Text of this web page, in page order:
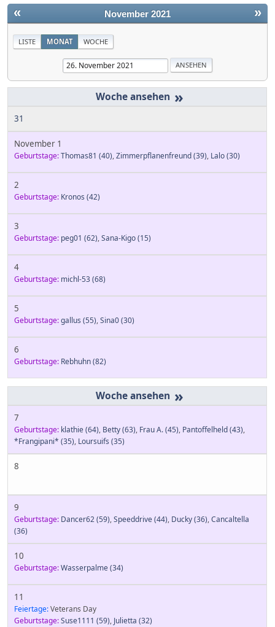
« »
November 2021
LISTE MONAT WOCHE
»
31
November 1
Geburtstage:Thomas81 (40),Zimmerpflanenfreund(39), Lalo(30)
2
Geburtstage: Kronos (42)
3
Geburtstage: peg01 (62),Sana-Kigo(15)
4
Geburtstage: michl-53(68)
5
Geburtstage:gallus (55),Sina0(30)
6
Geburtstage: Rebhuhn(82)
»
7
Geburtstage: klathie(64), Betty(63), Frau A.(45), Pantoffelheld(43),
*Frangipani* (35), Loursuifs (35)
8
9
Geburtstage: Dancer62(59),Speeddrive(44), Ducky(36),Cancaltella
(36)
10
Geburtstage:Wasserpalme(34)
11
Feiertage:Veterans Day
Geburtstage:Suse1111 (59), Julietta (32)